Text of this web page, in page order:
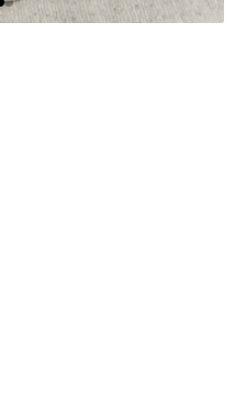
bomber-effect en een